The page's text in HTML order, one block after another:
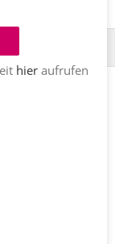
hieraufrufen